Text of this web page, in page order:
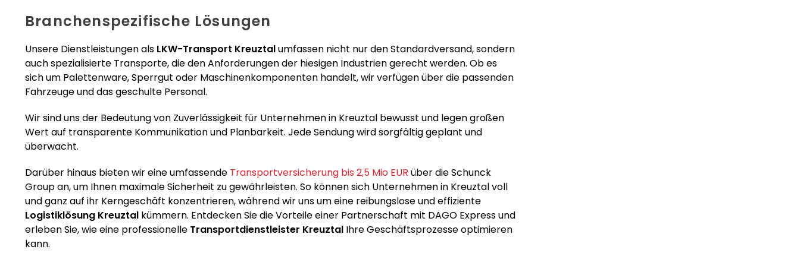
Branchenspezifische Lösungen
Unsere Dienstleistungen als LKW-Transport Kreuztalumfassen nicht nur den Standardversand, sondern
auch spezialisierte Transporte, die den Anforderungen der hiesigen Industrien gerecht werden. Ob es
sich um Palettenware, Sperrgut oder Maschinenkomponenten handelt, wir verfügen über die passenden
Fahrzeuge und das geschulte Personal.
Wir sind uns der Bedeutung von Zuverlässigkeit für Unternehmen in Kreuztal bewusst und legen großen
Wert auf transparente Kommunikation und Planbarkeit. Jede Sendung wird sorgfältig geplant und
überwacht.
Darüber hinaus bieten wir eine umfassende Transportversicherung bis 2,5 Mio EUR über die Schunck
Group an, um Ihnen maximale Sicherheit zu gewährleisten. So können sich Unternehmen in Kreuztal voll
und ganz auf ihr Kerngeschäft konzentrieren, während wir uns um eine reibungslose und effiziente
Logistiklösung Kreuztal kümmern. Entdecken Sie die Vorteile einer Partnerschaft mit DAGO Express und
erleben Sie, wie eine professionelle Transportdienstleister Kreuztal Ihre Geschäftsprozesse optimieren
kann.